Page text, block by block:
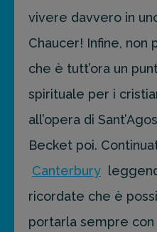
vivere davvero in
Chaucer! Infine, non
che è tutt’ora un
spirituale per i
all’opera di
Becket poi.
Canterbury
ricordate che è
portarla sempre con